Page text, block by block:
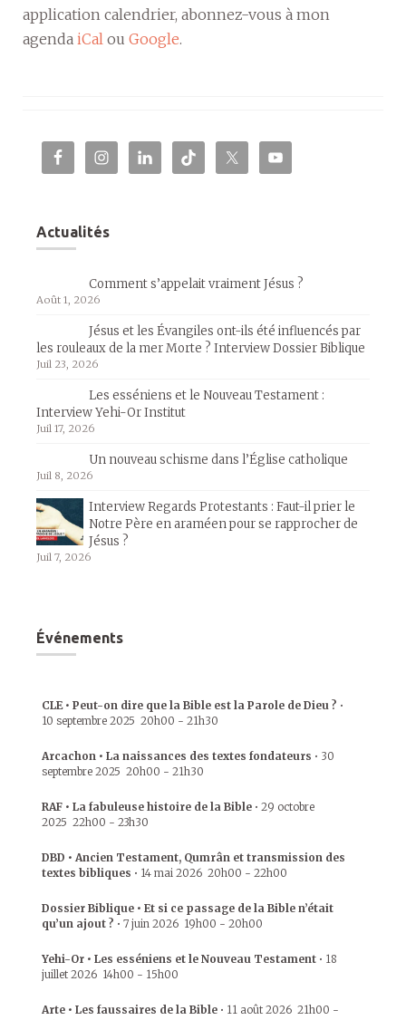
application calendrier, abonnez-vous à mon
agenda iCal ou Google.
Actualités
Comment s’appelait vraiment Jésus ?
Août 1, 2026
Jésus et les Évangiles ont-ils été influencés par
les rouleaux de la mer Morte ? Interview Dossier Biblique
Juil 23, 2026
Les esséniens et le Nouveau Testament :
Interview Yehi-Or Institut
Juil 17, 2026
Un nouveau schisme dans l’Église catholique
Juil 8, 2026
Interview Regards Protestants : Faut-il prier le
Notre Père en araméen pour se rapprocher de
Jésus ?
Juil 7, 2026
Événements
CLE • Peut-on dire que la Bible est la Parole de Dieu ? •
10 septembre 2025 20h00 - 21h30
Arcachon • La naissances des textes fondateurs • 30
septembre 2025 20h00 - 21h30
RAF • La fabuleuse histoire de la Bible • 29 octobre
2025 22h00 - 23h30
DBD • Ancien Testament, Qumrân et transmission des
textes bibliques • 14 mai 2026 20h00 - 22h00
Dossier Biblique • Et si ce passage de la Bible n’était
qu’un ajout ? • 7 juin 2026 19h00 - 20h00
Yehi-Or • Les esséniens et le Nouveau Testament • 18
juillet 2026 14h00 - 15h00
Arte • Les faussaires de la Bible • 11 août 2026 21h00 -